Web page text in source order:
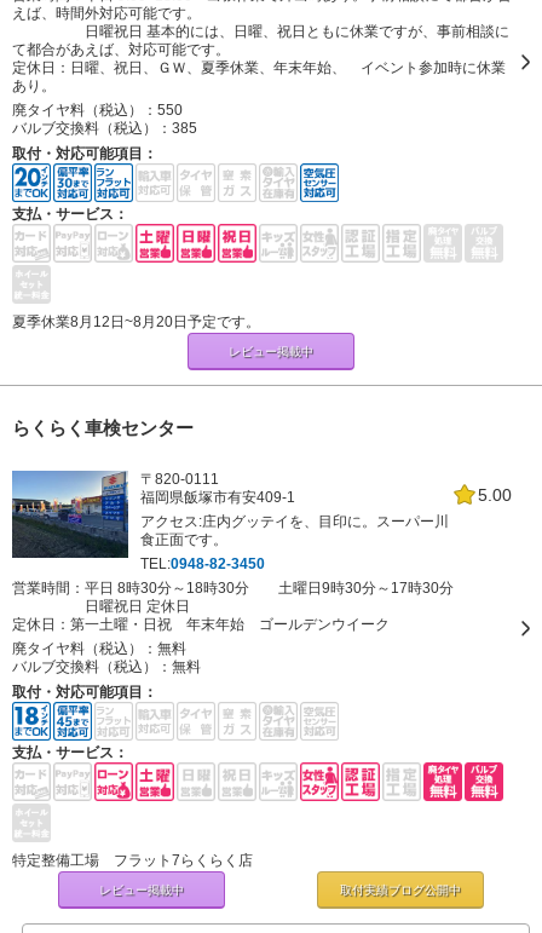
えば、時間外対応可能です。
日曜祝日 基本的には、日曜、祝日ともに休業ですが、事前相談に
て都合があえば、対応可能です。
定休日： 日曜、祝日、ＧＷ、夏季休業、年末年始、 イベント参加時に休業
あり。
廃タイヤ料（税込）： 550
バルブ交換料（税込）： 385
取付・対応可能項目：
支払・サービス：
夏季休業8月12日~8月20日予定です。
レビュー掲載中
らくらく車検センター
5.00
〒820-0111
福岡県飯塚市有安409-1
アクセス:庄内グッテイを、目印に。スーパー川
食正面です。
TEL:0948-82-3450
営業時間：平日 8時30分～18時30分 土曜日9時30分～17時30分
日曜祝日 定休日
定休日： 第一土曜・日祝 年末年始 ゴールデンウイーク
廃タイヤ料（税込）： 無料
バルブ交換料（税込）： 無料
取付・対応可能項目：
支払・サービス：
特定整備工場 フラット7らくらく店
レビュー掲載中 取付実績ブログ公開中